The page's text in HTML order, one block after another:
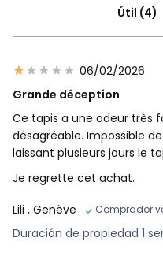
Útil (4)
06/02/2026
Grande déception
Ce tapis a une odeur très
désagréable. Impossible
laissant plusieurs jours le
Je regrette cet achat.
Lili , Genève Comprador
Duración de propiedad 1